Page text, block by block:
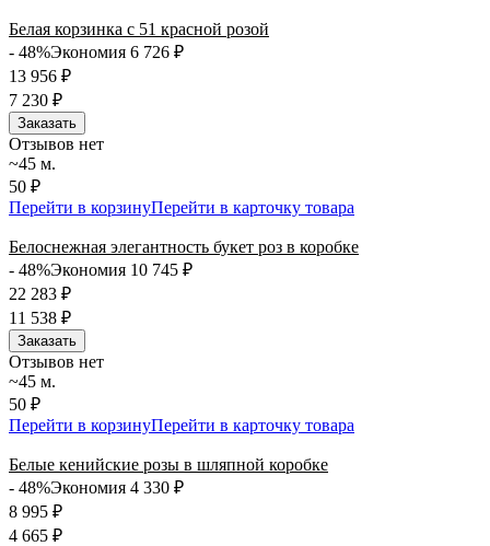
Белая корзинка с 51 красной розой
- 48%Экономия 6 726 ₽
13 956 ₽
7 230 ₽
Заказать
Отзывов нет
~45 м.
50 ₽
Перейти в корзинуПерейти в карточку товара
Белоснежная элегантность букет роз в коробке
- 48%Экономия 10 745 ₽
22 283 ₽
11 538 ₽
Заказать
Отзывов нет
~45 м.
50 ₽
Перейти в корзинуПерейти в карточку товара
Белые кенийские розы в шляпной коробке
- 48%Экономия 4 330 ₽
8 995 ₽
4 665 ₽